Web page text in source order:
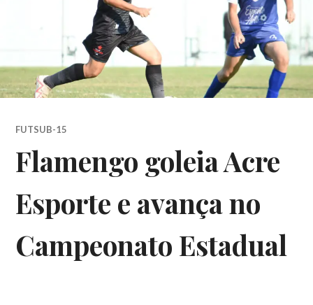
FUTSUB-15
Flamengo goleia Acre
Esporte e avança no
Campeonato Estadual